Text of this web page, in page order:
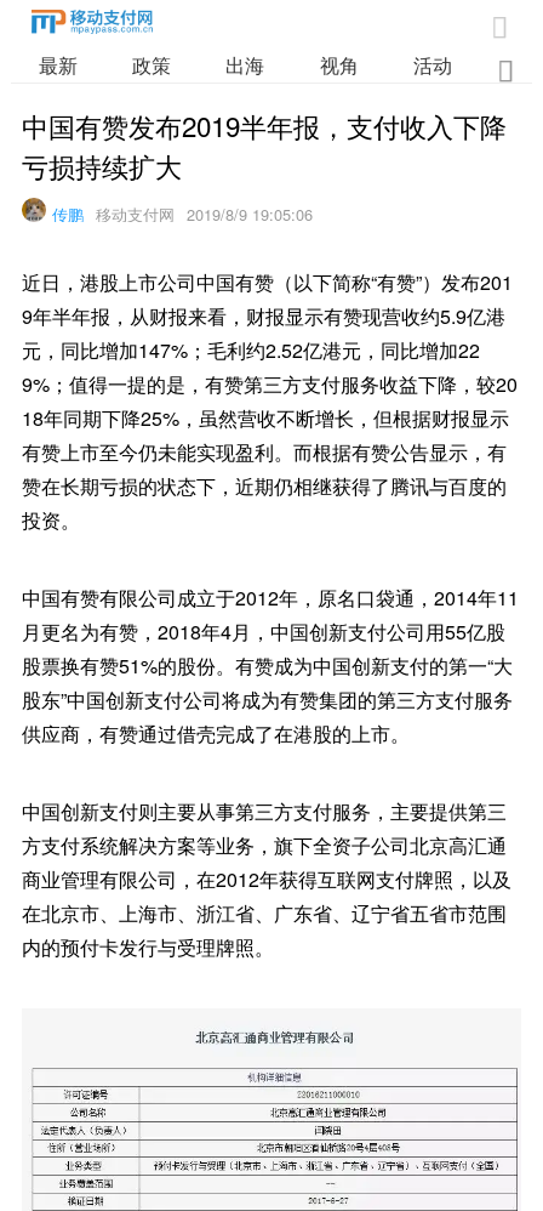

最新 政策 出海 视角 活动 业

中国有赞发布2019半年报，支付收入下降
亏损持续扩大
传鹏 移动支付网 2019/8/9 19:05:06
近日，港股上市公司中国有赞（以下简称“有赞”）发布201
9年半年报，从财报来看，财报显示有赞现营收约5.9亿港
元，同比增加147%；毛利约2.52亿港元，同比增加22
9%；值得一提的是，有赞第三方支付服务收益下降，较20
18年同期下降25%，虽然营收不断增长，但根据财报显示
有赞上市至今仍未能实现盈利。而根据有赞公告显示，有
赞在长期亏损的状态下，近期仍相继获得了腾讯与百度的
投资。
中国有赞有限公司成立于2012年，原名口袋通，2014年11
月更名为有赞，2018年4月，中国创新支付公司用55亿股
股票换有赞51%的股份。有赞成为中国创新支付的第一“大
股东”中国创新支付公司将成为有赞集团的第三方支付服务
供应商，有赞通过借壳完成了在港股的上市。
中国创新支付则主要从事第三方支付服务，主要提供第三
方支付系统解决方案等业务，旗下全资子公司北京高汇通
商业管理有限公司，在2012年获得互联网支付牌照，以及
在北京市、上海市、浙江省、广东省、辽宁省五省市范围
内的预付卡发行与受理牌照。